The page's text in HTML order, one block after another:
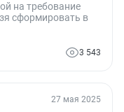
на требование
сформировать в
3 543
27 мая 2025